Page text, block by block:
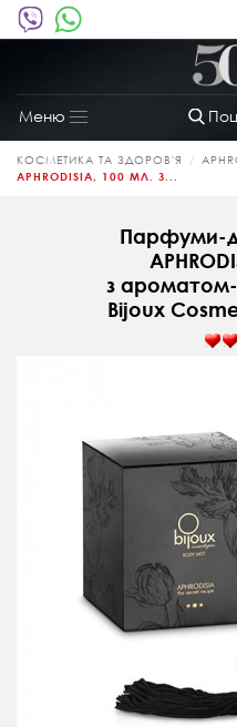
Меню
Toggle
navigation
КОСМЕТИКА ТА ЗДОРОВ'Я
APHRODISIA, 100 МЛ. З...
Парфуми-
з
Bijoux